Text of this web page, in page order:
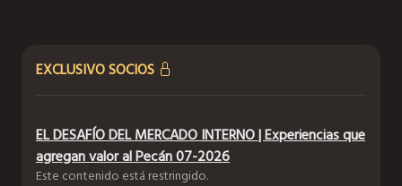
EXCLUSIVO SOCIOS
EL DESAFÍO DEL MERCADO INTERNO | Experiencias que
agregan valor al Pecán 07-2026
Este contenido está restringido.